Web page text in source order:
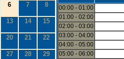
6 7 8
13 14 15
20 21 22
27 28 29
00:00 - 01:00
01:00 - 02:00
02:00 - 03:00
03:00 - 04:00
04:00 - 05:00
05:00 - 06:00